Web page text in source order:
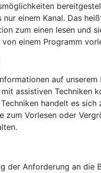
nur einem Kanal. Das
zum einen lesen und
von einem Programm
auf
mit assistiven Techniken
handelt es sich
zum Vorlesen oder
der Anforderung an die